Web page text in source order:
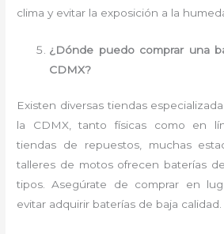
clima y evitar la exposición a la
¿Dónde puedo comprar una
CDMX?
Existen diversas tiendas
la CDMX, tanto físicas como en
tiendas de repuestos, muchas
talleres de motos ofrecen baterías
tipos. Asegúrate de comprar en
evitar adquirir baterías de baja calidad.